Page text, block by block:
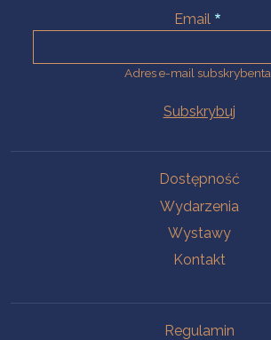
Email
Adres e-mail subskrybenta.
Dostępność
Wydarzenia
Wystawy
Kontakt
Regulamin